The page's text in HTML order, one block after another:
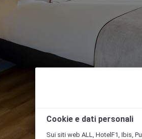
Cookie e dati personali
Sui siti web ALL, HotelF1, Ibis,